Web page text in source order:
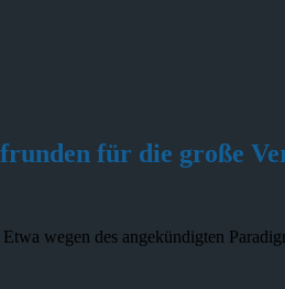
für die große
wegen des angekündigten